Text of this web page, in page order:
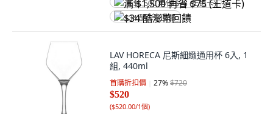
满 $1,500 再省 $75 (王道卡)
$34 酷澎幣回饋
LAV HORECA 尼斯細緻通用杯 6入, 1
組, 440ml
首購折扣價 27%$720
$520
($520.00/1個)